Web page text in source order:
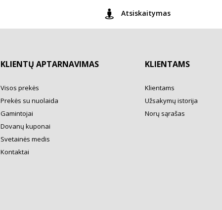
Atsiskaitymas
KLIENTŲ APTARNAVIMAS
Visos prekės
Prekės su nuolaida
Gamintojai
Dovanų kuponai
Svetainės medis
Kontaktai
KLIENTAMS
Klientams
Užsakymų istorija
Norų sąrašas